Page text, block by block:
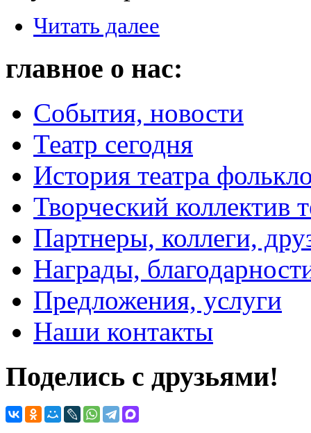
Читать далее
главное о нас:
События, новости
Театр сегодня
История театра
Творческий коллектив
Партнеры, коллеги,
Награды,
Предложения, услуги
Наши контакты
Поделись с друзьями!